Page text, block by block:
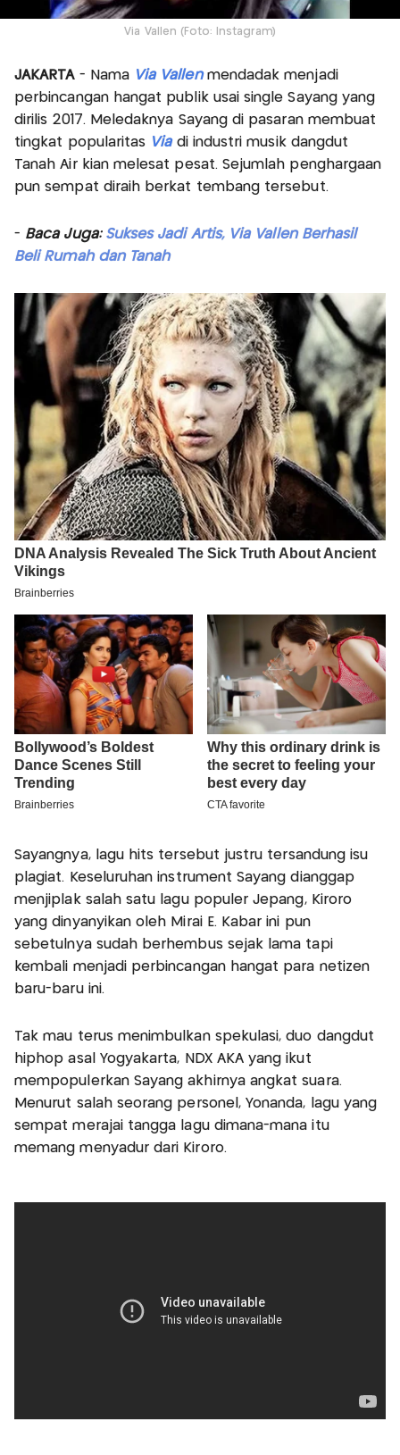
Via Vallen (Foto: Instagram)
JAKARTA - NamaVia Vallen mendadak menjadi
perbincangan hangat publik usai single Sayang yang
dirilis 2017. Meledaknya Sayang di pasaran membuat
tingkat popularitas Via di industri musik dangdut
Tanah Air kian melesat pesat. Sejumlah penghargaan
pun sempat diraih berkat tembang tersebut.
- Baca Juga: Sukses Jadi Artis, Via Vallen Berhasil
Beli Rumah dan Tanah
Sayangnya, lagu hits tersebut justru tersandung isu
plagiat. Keseluruhan instrument Sayang dianggap
menjiplak salah satu lagu populer Jepang, Kiroro
yang dinyanyikan oleh Mirai E. Kabar ini pun
sebetulnya sudah berhembus sejak lama tapi
kembali menjadi perbincangan hangat para netizen
baru-baru ini.
Tak mau terus menimbulkan spekulasi, duo dangdut
hiphop asal Yogyakarta, NDX AKA yang ikut
mempopulerkan Sayang akhirnya angkat suara.
Menurut salah seorang personel, Yonanda, lagu yang
sempat merajai tangga lagu dimana-mana itu
memang menyadur dari Kiroro.